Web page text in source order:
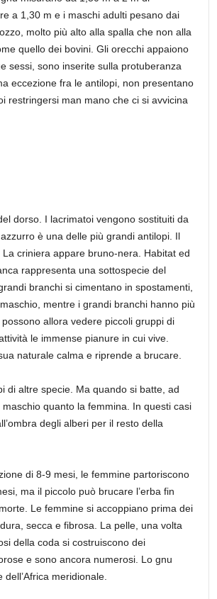
a 1,30 m e i maschi adulti pesano dai
molto più alto alla spalla che non alla
quello dei bovini. Gli orecchi appaiono
sessi, sono inserite sulla protuberanza
eccezione fra le antilopi, non presentano
restringersi man mano che ci si avvicina
dorso. I lacrimatoi vengono sostituiti da
è una delle più grandi antilopi. Il
criniera appare bruno-nera. Habitat ed
rappresenta una sottospecie del
branchi si cimentano in spostamenti,
mentre i grandi branchi hanno più
allora vedere piccoli gruppi di
le immense pianure in cui vive.
naturale calma e riprende a brucare.
di altre specie. Ma quando si batte, ad
quanto la femmina. In questi casi
degli alberi per il resto della
di 8-9 mesi, le femmine partoriscono
ma il piccolo può brucare l’erba fin
Le femmine si accoppiano prima dei
secca e fibrosa. La pelle, una volta
della coda si costruiscono dei
e sono ancora numerosi. Lo gnu
meridionale.